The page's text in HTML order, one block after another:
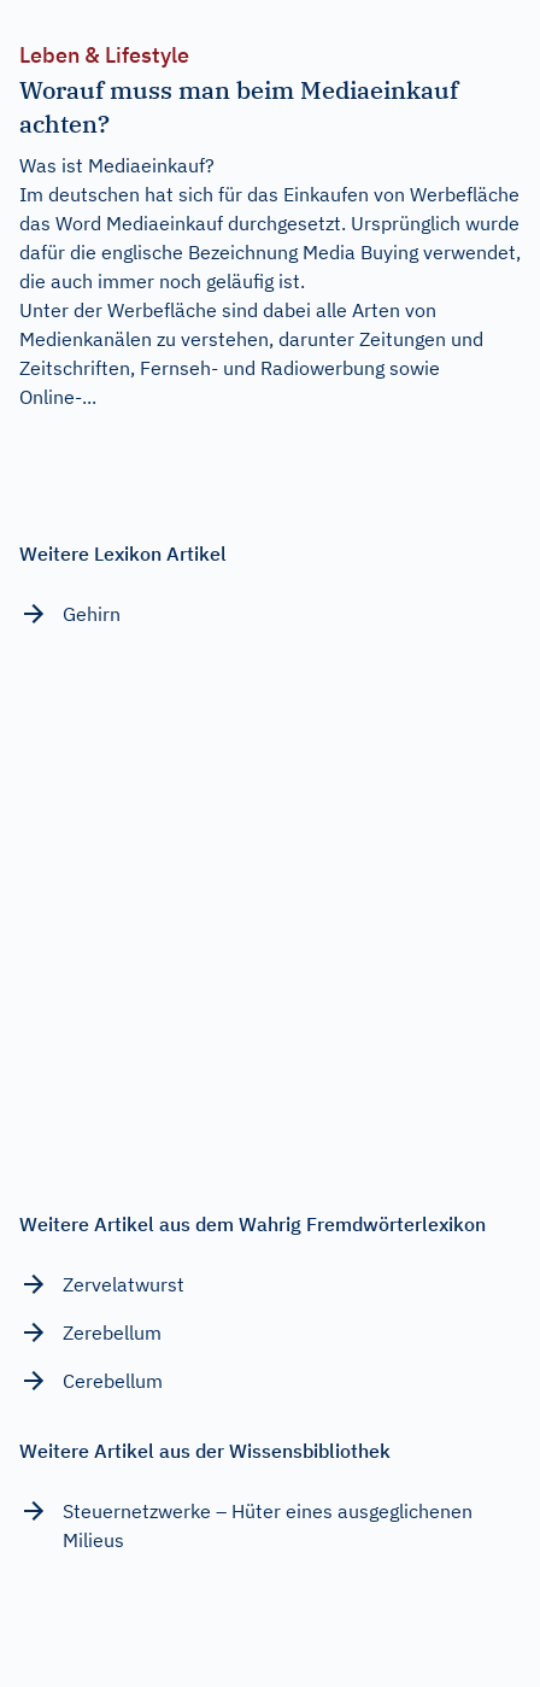
Leben & Lifestyle
Worauf muss man beim Mediaeinkauf
achten?
Was ist Mediaeinkauf?
Im deutschen hat sich für das Einkaufen von Werbefläche
das Word Mediaeinkauf durchgesetzt. Ursprünglich wurde
dafür die englische Bezeichnung Media Buying verwendet,
die auch immer noch geläufig ist.
Unter der Werbefläche sind dabei alle Arten von
Medienkanälen zu verstehen, darunter Zeitungen und
Zeitschriften, Fernseh- und Radiowerbung sowie
Online-...
Weitere Lexikon Artikel
Gehirn
Weitere Artikel aus dem Wahrig Fremdwörterlexikon
Zervelatwurst
Zerebellum
Cerebellum
Weitere Artikel aus der Wissensbibliothek
Steuernetzwerke – Hüter eines ausgeglichenen
Milieus